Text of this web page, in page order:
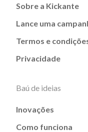
Sobre a Kickante
Lance uma
Termos e
Privacidade
Baú de ideias
Inovações
Como funciona